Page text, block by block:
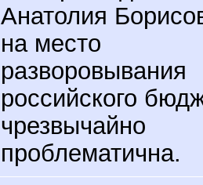
Анатолия
на место
разворовывания
российского
чрезвычайно
проблематична.